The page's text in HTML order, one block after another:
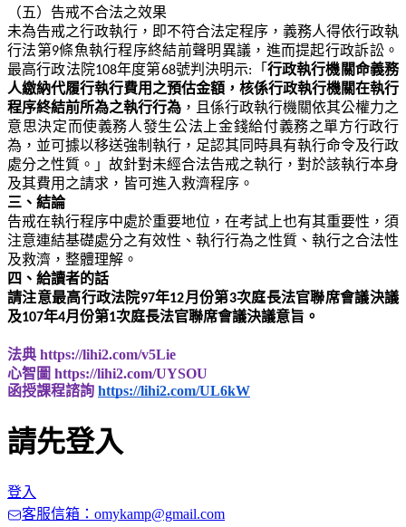
（五）告戒不合法之效果
未為告戒之行政執行，即不符合法定程序，義務人得依行政執
行法第9條魚執行程序終結前聲明異議，進而提起行政訴訟。
最高行政法院108年度第68號判決明示:「 行政執行機關命義務
人繳納代履行執行費用之預估金額，核係行政執行機關在執行
程序終結前所為之執行行為 ，且係行政執行機關依其公權力之
意思決定而使義務人發生公法上金錢給付義務之單方行政行
為，並可據以移送強制執行，足認其同時具有執行命令及行政
處分之性質。」故針對未經合法告戒之執行，對於該執行本身
及其費用之請求，皆可進入救濟程序。
三、結論
告戒在執行程序中處於重要地位，在考試上也有其重要性，須
注意連結基礎處分之有效性、執行行為之性質、執行之合法性
及救濟，整體理解。
四、給讀者的話
請注意最高行政法院97年12月份第3次庭長法官聯席會議決議
及107年4月份第1次庭長法官聯席會議決議意旨。
法典 https://lihi2.com/v5Lie
心智圖 https://lihi2.com/UYSOU
函授課程諮詢 https://lihi2.com/UL6kW
請先登入
登入
客服信箱：omykamp@gmail.com